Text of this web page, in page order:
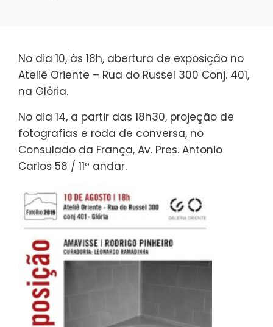
No dia 10, às 18h, abertura de exposição no
Ateliê Oriente – Rua do Russel 300 Conj. 401,
na Glória.
No dia 14, a partir das 18h30, projeção de
fotografias e roda de conversa, no
Consulado da França, Av. Pres. Antonio
Carlos 58 / 11º andar.